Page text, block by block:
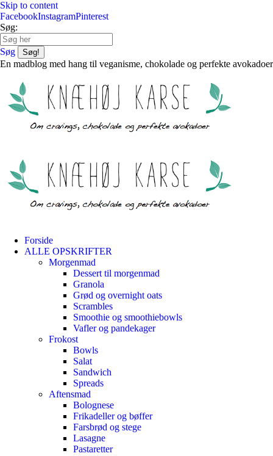
Skip to content
FacebookInstagramPinterest
Søg:
Søg
En madblog med hang til veganisme, chokolade og perfekte avokadoer
Forside
ALLE OPSKRIFTER
Morgenmad
Dessert til morgenmad
Granola
Grød og overnight oats
Scrambles
Smoothie og smoothiebowls
Vafler og pandekager
Frokost
Bowls
Salat
Sandwich
Spreads
Aftensmad
Bolognese
Frikadeller og bøffer
Farsbrød og stege
Lasagne
Pastaretter